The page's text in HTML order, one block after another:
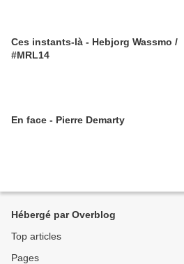
Ces instants-là - Hebjorg Wassmo /
#MRL14
En face - Pierre Demarty
Hébergé par Overblog
Top articles
Pages